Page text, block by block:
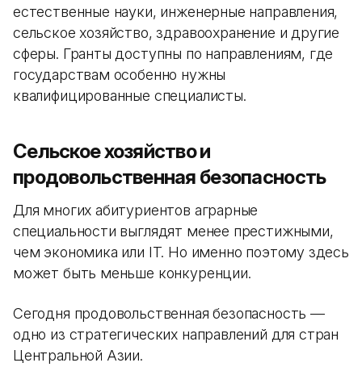
естественные науки, инженерные направления,
сельское хозяйство, здравоохранение и другие
сферы. Гранты доступны по направлениям, где
государствам особенно нужны
квалифицированные специалисты.
Сельское хозяйство и
продовольственная безопасность
Для многих абитуриентов аграрные
специальности выглядят менее престижными,
чем экономика или IT. Но именно поэтому здесь
может быть меньше конкуренции.
Сегодня продовольственная безопасность —
одно из стратегических направлений для стран
Центральной Азии.